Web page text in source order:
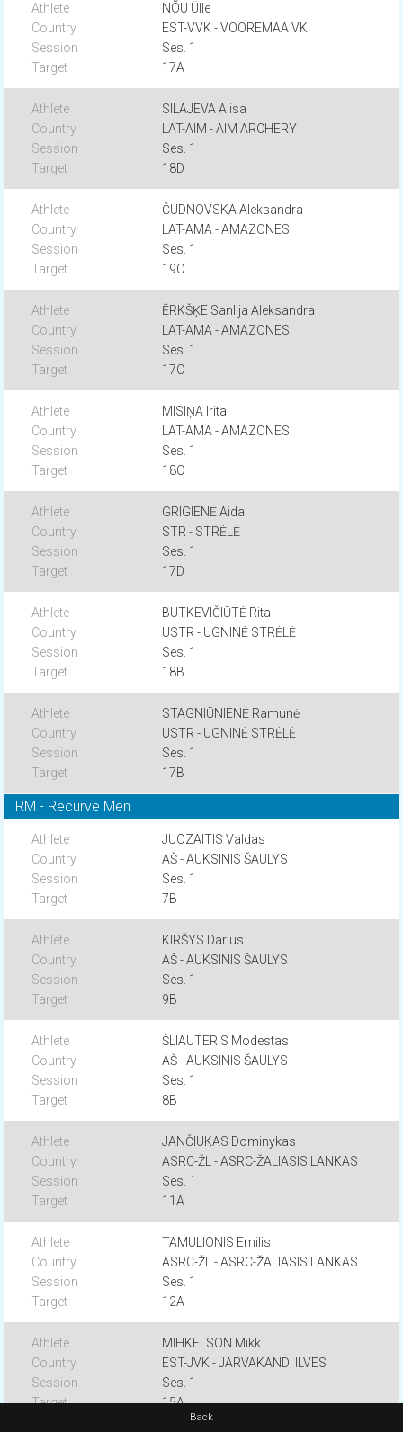
NÕU Ülle
EST-VVK - VOOREMAA VK
Ses. 1
17A
SILAJEVA Alisa
LAT-AIM - AIM ARCHERY
Ses. 1
18D
ČUDNOVSKA Aleksandra
LAT-AMA - AMAZONES
Ses. 1
19C
ĒRKŠĶE Sanlija Aleksandra
LAT-AMA - AMAZONES
Ses. 1
17C
MISIŅA Irita
LAT-AMA - AMAZONES
Ses. 1
18C
GRIGIENĖ Aida
STR - STRĖLĖ
Ses. 1
17D
BUTKEVIČIŪTĖ Rita
USTR - UGNINĖ STRĖLĖ
Ses. 1
18B
STAGNIŪNIENĖ Ramunė
USTR - UGNINĖ STRĖLĖ
Ses. 1
17B
RM - Recurve Men
JUOZAITIS Valdas
AŠ - AUKSINIS ŠAULYS
Ses. 1
7B
KIRŠYS Darius
AŠ - AUKSINIS ŠAULYS
Ses. 1
9B
ŠLIAUTERIS Modestas
AŠ - AUKSINIS ŠAULYS
Ses. 1
8B
JANČIUKAS Dominykas
ASRC-ŽL - ASRC-ŽALIASIS LANKAS
Ses. 1
11A
TAMULIONIS Emilis
ASRC-ŽL - ASRC-ŽALIASIS LANKAS
Ses. 1
12A
MIHKELSON Mikk
EST-JVK - JÄRVAKANDI ILVES
Ses. 1
15A
Back